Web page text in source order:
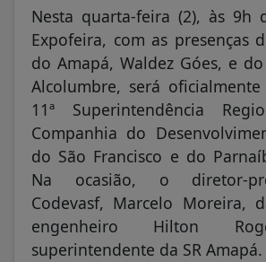
Nesta quarta-feira (2), às 9h
Expofeira, com as presenças
do Amapá, Waldez Góes, e
Alcolumbre, será
11ª Superintendência
Companhia do
do São Francisco e do
Na ocasião, o diretor-
Codevasf, Marcelo Moreira,
engenheiro Hilton
superintendente da SR Amapá.